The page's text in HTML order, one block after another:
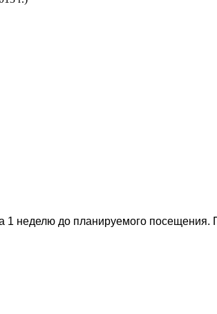
1 неделю до планируемого посещения.